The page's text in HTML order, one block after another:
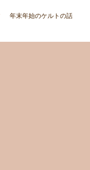
年末年始のケルトの話